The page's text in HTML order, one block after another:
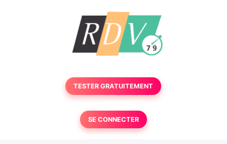
TESTER GRATUITEMENT
SE CONNECTER